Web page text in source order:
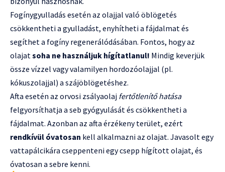
Fogínygyulladás esetén az olajjal való öblögetés
csökkentheti a gyulladást, enyhítheti a fájdalmat és
segíthet a fogíny regenerálódásában. Fontos, hogy az
olajatsoha ne használjuk hígítatlanul! Mindig keverjük
össze vízzel vagy valamilyen hordozóolajjal (pl.
kókuszolajjal) a szájöblögetéshez.
Afta esetén az orvosi zsályaolaj fertőtlenítő hatása
felgyorsíthatja a seb gyógyulását és csökkentheti a
fájdalmat. Azonban az afta érzékeny terület, ezért
rendkívül óvatosan kell alkalmazni az olajat. Javasolt egy
vattapálcikára cseppenteni egy csepp hígított olajat, és
óvatosan a sebre kenni.